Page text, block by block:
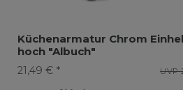
Küchenarmatur Chrom
hoch "Albuch"
UVP
21,49 € *